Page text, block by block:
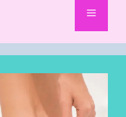
Menú